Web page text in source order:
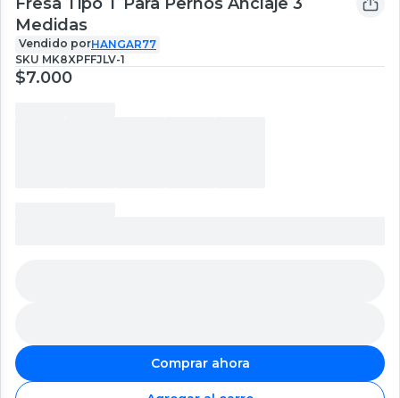
Medidas
Vendido porHANGAR77
SKU MK8XPFFJLV-1
$7.000
Comprar ahora